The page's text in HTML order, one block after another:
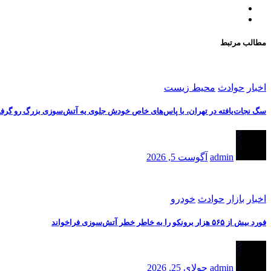
مطالب مرتبط
اخبار حوادث محیط زیست
سگ نجات‌یافته در تهران، با پاس‌های خاص خودش جلوی یه آتش‌سوزی بزرگ رو
admin آگوست 5, 2026
اخبار بازار حوادث خودرو
فورد بیش از ۵۶۵ هزار برونکو را به خاطر خطر آتش‌سوزی فراخواند
admin جولای 25, 2026